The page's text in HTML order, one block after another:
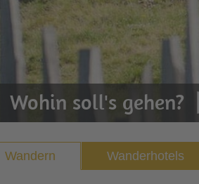
Wohin soll's gehen?
Wandern Wanderhotels